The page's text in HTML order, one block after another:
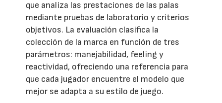
que analiza las prestaciones de las palas
mediante pruebas de laboratorio y criterios
objetivos. La evaluación clasifica la
colección de la marca en función de tres
parámetros: manejabilidad, feeling y
reactividad, ofreciendo una referencia para
que cada jugador encuentre el modelo que
mejor se adapta a su estilo de juego.